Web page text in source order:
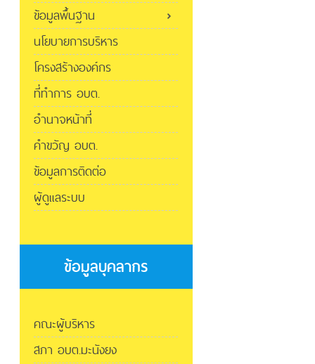
ข้อมูลพื้นฐาน
นโยบายการบริหาร
โครงสร้างองค์กร
ที่ทำการ อบต.
อำนาจหน้าที่
คำขวัญ อบต.
ข้อมูลการติดต่อ
ผู้ดูแลระบบ
ข้อมูลบุคลากร
คณะผู้บริหาร
สภา อบต.มะนังยง